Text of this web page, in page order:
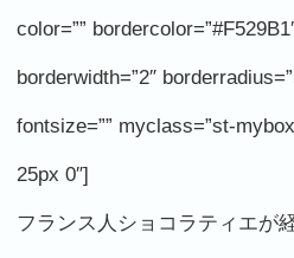
color=””
borderwidth=”2″
fontsize=”” myclass=”st-
25px 0″]
フランス人ショコラティエが